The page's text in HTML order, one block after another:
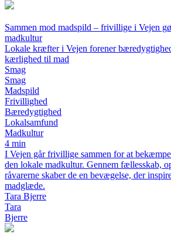
Sammen mod madspild – frivillige i Vejen
madkultur
Lokale kræfter i Vejen forener
kærlighed til mad
Smag
Smag
Madspild
Frivillighed
Bæredygtighed
Lokalsamfund
Madkultur
4 min
I Vejen går frivillige sammen for at
den lokale madkultur. Gennem fællesskab,
råvarerne skaber de en bevægelse, der
madglæde.
Tara Bjerre
Tara
Bjerre